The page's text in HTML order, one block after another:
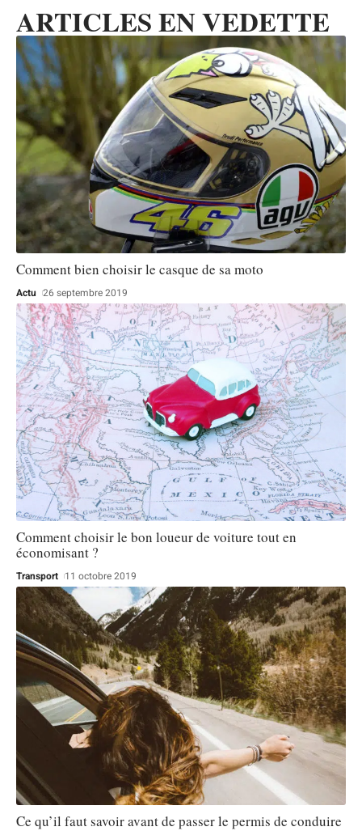
ARTICLES EN VEDETTE
Comment bien choisir le casque de sa moto
Actu 26 septembre 2019
Comment choisir le bon loueur de voiture tout en
économisant ?
Transport 11 octobre 2019
Ce qu’il faut savoir avant de passer le permis de conduire